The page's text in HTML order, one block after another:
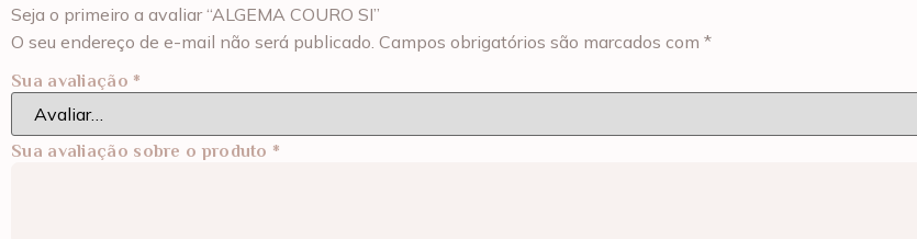
Seja o primeiro a avaliar “ALGEMA COURO SI”
O seu endereço de e-mail não será publicado. Campos obrigatórios são marcados com *
Sua avaliação *
Sua avaliação sobre o produto *